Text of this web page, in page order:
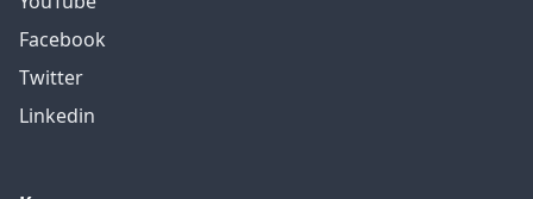
Facebook
Twitter
Linkedin